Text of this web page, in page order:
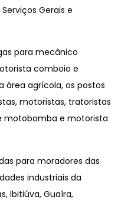
Gerais e
para mecânico
comboio e
área agrícola, os postos
motoristas, tratoristas
motobomba e motorista
para moradores das
industriais da
Ibitiúva, Guaíra,